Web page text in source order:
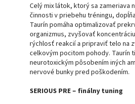
Celý mix látok, ktorý sa zameriava
činnosti v priebehu tréningu,
Taurín pomáha optimalizovať
organizmus, zvyšovať
rýchlosť reakcií a pripraviť telo na
celkovým pocitom pohody. Taurín
neurotoxickým pôsobením iných
nervové bunky pred poškodením.
SERIOUS PRE – finálny tuning